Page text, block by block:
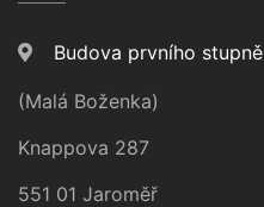
Budova prvního stupně
(Malá Boženka)
Knappova 287
551 01 Jaroměř